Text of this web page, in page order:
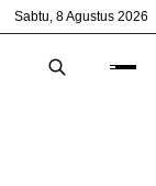
Sabtu, 8 Agustus 2026